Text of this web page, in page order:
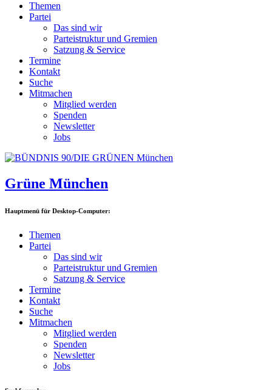
Themen
Partei
Das sind wir
Parteistruktur und Gremien
Satzung & Service
Termine
Kontakt
Suche
Mitmachen
Mitglied werden
Spenden
Newsletter
Jobs
Grüne München
Hauptmenü für Desktop-Computer:
Themen
Partei
Das sind wir
Parteistruktur und Gremien
Satzung & Service
Termine
Kontakt
Suche
Mitmachen
Mitglied werden
Spenden
Newsletter
Jobs